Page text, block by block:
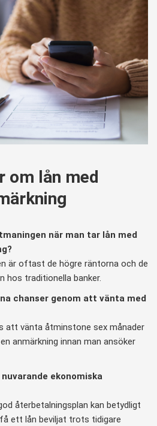
om lån med
när man tar lån med
är oftast de högre räntorna och de
hos traditionella banker.
chanser genom att vänta med
att vänta åtminstone sex månader
anmärkning innan man ansöker
ekonomiska
återbetalningsplan kan betydligt
ett lån beviljat trots tidigare